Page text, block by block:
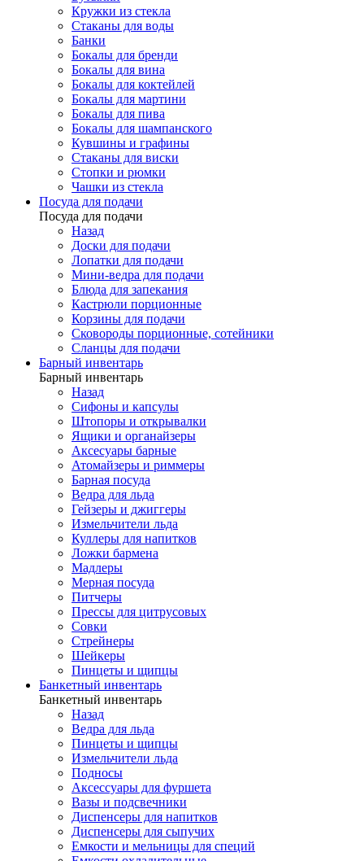
Кружки из стекла
Стаканы для воды
Банки
Бокалы для бренди
Бокалы для вина
Бокалы для коктейлей
Бокалы для мартини
Бокалы для пива
Бокалы для шампанского
Кувшины и графины
Стаканы для виски
Стопки и рюмки
Чашки из стекла
Посуда для подачи
Посуда для подачи
Назад
Доски для подачи
Лопатки для подачи
Мини-ведра для подачи
Блюда для запекания
Кастрюли порционные
Корзины для подачи
Сковороды порционные, сотейники
Сланцы для подачи
Барный инвентарь
Барный инвентарь
Назад
Сифоны и капсулы
Штопоры и открывалки
Ящики и органайзеры
Аксесуары барные
Атомайзеры и риммеры
Барная посуда
Ведра для льда
Гейзеры и джиггеры
Измельчители льда
Куллеры для напитков
Ложки бармена
Мадлеры
Мерная посуда
Питчеры
Прессы для цитрусовых
Совки
Стрейнеры
Шейкеры
Пинцеты и щипцы
Банкетный инвентарь
Банкетный инвентарь
Назад
Ведра для льда
Пинцеты и щипцы
Измельчители льда
Подносы
Аксессуары для фуршета
Вазы и подсвечники
Диспенсеры для напитков
Диспенсеры для сыпучих
Емкости и мельницы для специй